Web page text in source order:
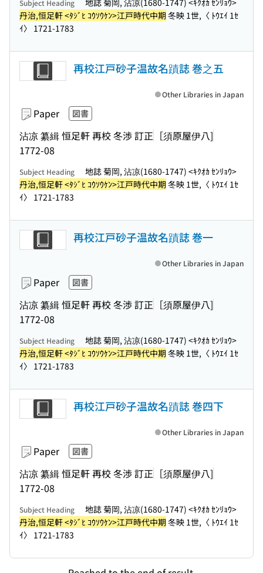
Subject Heading
地誌 菊岡, 沾凉(1680-1747) <ｷｸｵｶ ｾﾝﾘｮｳ>
丹治,恒足軒 <ﾀｼﾞﾋ ｺｳｿｳｹﾝ>江戸時代中期 冬映 1世,〈 ﾄｳｴｲ 1ｾ
ｲ〉 1721-1783
再校江戸砂子温故名蹟誌 巻之五
Paper 図書
沾凉 纂緝 恒足軒 再校 冬渉 訂正 ［須原屋伊八]
1772-08
Other Libraries in Japan
Subject Heading
地誌 菊岡, 沾凉(1680-1747) <ｷｸｵｶ ｾﾝﾘｮｳ>
丹治,恒足軒 <ﾀｼﾞﾋ ｺｳｿｳｹﾝ>江戸時代中期 冬映 1世,〈 ﾄｳｴｲ 1ｾ
ｲ〉 1721-1783
再校江戸砂子温故名蹟誌 巻一
Paper 図書
沾凉 纂緝 恒足軒 再校 冬渉 訂正 ［須原屋伊八]
1772-08
Other Libraries in Japan
Subject Heading
地誌 菊岡, 沾凉(1680-1747) <ｷｸｵｶ ｾﾝﾘｮｳ>
丹治,恒足軒 <ﾀｼﾞﾋ ｺｳｿｳｹﾝ>江戸時代中期 冬映 1世,〈 ﾄｳｴｲ 1ｾ
ｲ〉 1721-1783
再校江戸砂子温故名蹟誌 巻四下
Paper 図書
沾凉 纂緝 恒足軒 再校 冬渉 訂正 ［須原屋伊八]
1772-08
Other Libraries in Japan
Subject Heading
地誌 菊岡, 沾凉(1680-1747) <ｷｸｵｶ ｾﾝﾘｮｳ>
丹治,恒足軒 <ﾀｼﾞﾋ ｺｳｿｳｹﾝ>江戸時代中期 冬映 1世,〈 ﾄｳｴｲ 1ｾ
ｲ〉 1721-1783